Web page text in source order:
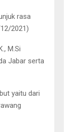
rasa
2021)
M.Si
Jabar serta
yaitu dari